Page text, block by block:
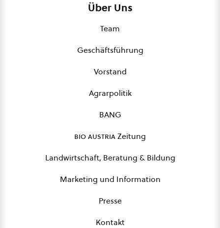
Über Uns
Team
Geschäftsführung
Vorstand
Agrarpolitik
BANG
bio austriaZeitung
Landwirtschaft, Beratung & Bildung
Marketing und Information
Presse
Kontakt